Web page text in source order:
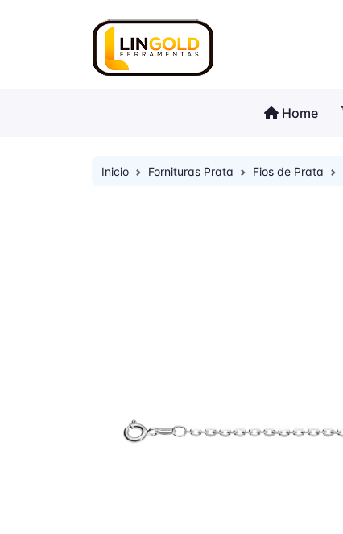
Home
Inicio Fornituras Prata Fios de Prata